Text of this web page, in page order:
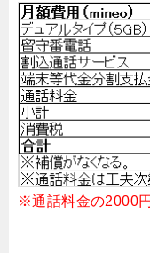
※通話料金の2000